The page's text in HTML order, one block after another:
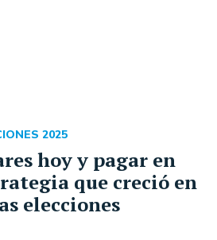
hoy y pagar en
que creció en
elecciones
2025